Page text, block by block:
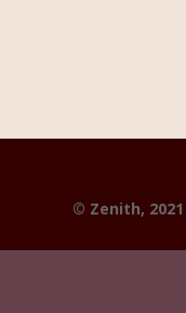
© Zenith,